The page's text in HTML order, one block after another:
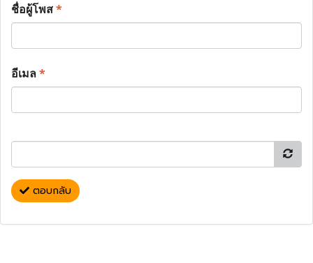
ชื่อผู้โพส*
อีเมล*
ตอบกลับ